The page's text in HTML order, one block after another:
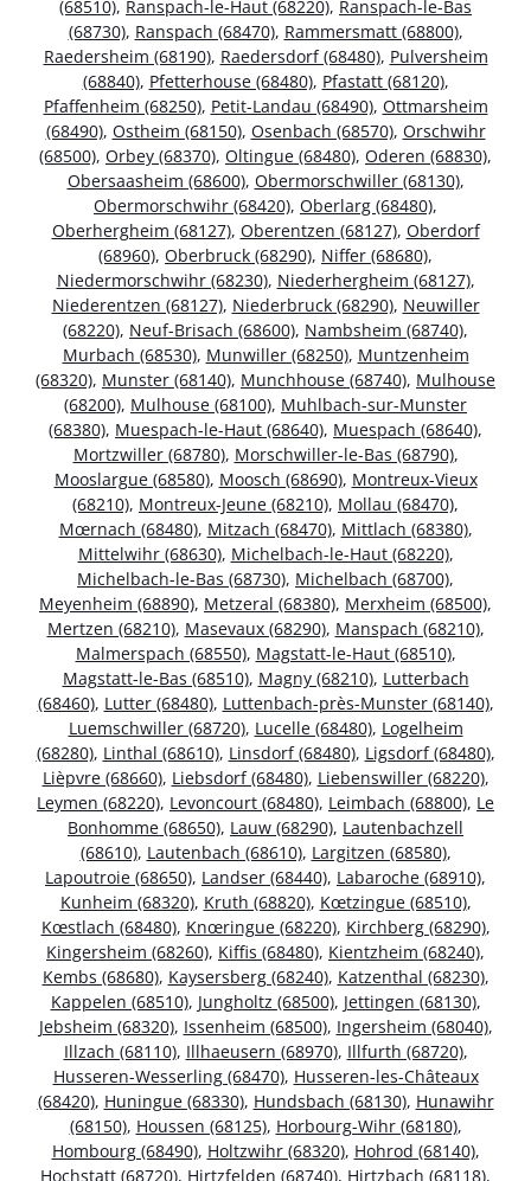
(68510), Ranspach-le-Haut (68220), Ranspach-le-Bas
(68730), Ranspach (68470), Rammersmatt (68800),
Raedersheim (68190), Raedersdorf (68480), Pulversheim
(68840), Pfetterhouse (68480), Pfastatt (68120),
Pfaffenheim (68250), Petit-Landau (68490), Ottmarsheim
(68490), Ostheim (68150), Osenbach (68570), Orschwihr
(68500), Orbey (68370), Oltingue (68480), Oderen (68830),
Obersaasheim (68600), Obermorschwiller (68130),
Obermorschwihr (68420), Oberlarg (68480),
Oberhergheim (68127), Oberentzen (68127), Oberdorf
(68960), Oberbruck (68290), Niffer (68680),
Niedermorschwihr (68230), Niederhergheim (68127),
Niederentzen (68127), Niederbruck (68290), Neuwiller
(68220), Neuf-Brisach (68600), Nambsheim (68740),
Murbach (68530), Munwiller (68250), Muntzenheim
(68320), Munster (68140), Munchhouse (68740), Mulhouse
(68200), Mulhouse (68100), Muhlbach-sur-Munster
(68380), Muespach-le-Haut (68640), Muespach (68640),
Mortzwiller (68780), Morschwiller-le-Bas (68790),
Mooslargue (68580), Moosch (68690), Montreux-Vieux
(68210), Montreux-Jeune (68210), Mollau (68470),
Mœrnach (68480), Mitzach (68470), Mittlach (68380),
Mittelwihr (68630), Michelbach-le-Haut (68220),
Michelbach-le-Bas (68730), Michelbach (68700),
Meyenheim (68890), Metzeral (68380), Merxheim (68500),
Mertzen (68210), Masevaux (68290), Manspach (68210),
Malmerspach (68550), Magstatt-le-Haut (68510),
Magstatt-le-Bas (68510), Magny (68210), Lutterbach
(68460), Lutter (68480), Luttenbach-près-Munster (68140),
Luemschwiller (68720), Lucelle (68480), Logelheim
(68280), Linthal (68610), Linsdorf (68480), Ligsdorf (68480),
Lièpvre (68660), Liebsdorf (68480), Liebenswiller (68220),
Leymen (68220), Levoncourt (68480), Leimbach (68800), Le
Bonhomme (68650), Lauw (68290), Lautenbachzell
(68610), Lautenbach (68610), Largitzen (68580),
Lapoutroie (68650), Landser (68440), Labaroche (68910),
Kunheim (68320), Kruth (68820), Kœtzingue (68510),
Kœstlach (68480), Knœringue (68220), Kirchberg (68290),
Kingersheim (68260), Kiffis (68480), Kientzheim (68240),
Kembs (68680), Kaysersberg (68240), Katzenthal (68230),
Kappelen (68510), Jungholtz (68500), Jettingen (68130),
Jebsheim (68320), Issenheim (68500), Ingersheim (68040),
Illzach (68110), Illhaeusern (68970), Illfurth (68720),
Husseren-Wesserling (68470), Husseren-les-Châteaux
(68420), Huningue (68330), Hundsbach (68130), Hunawihr
(68150), Houssen (68125), Horbourg-Wihr (68180),
Hombourg (68490), Holtzwihr (68320), Hohrod (68140),
Hochstatt (68720), Hirtzfelden (68740), Hirtzbach (68118),